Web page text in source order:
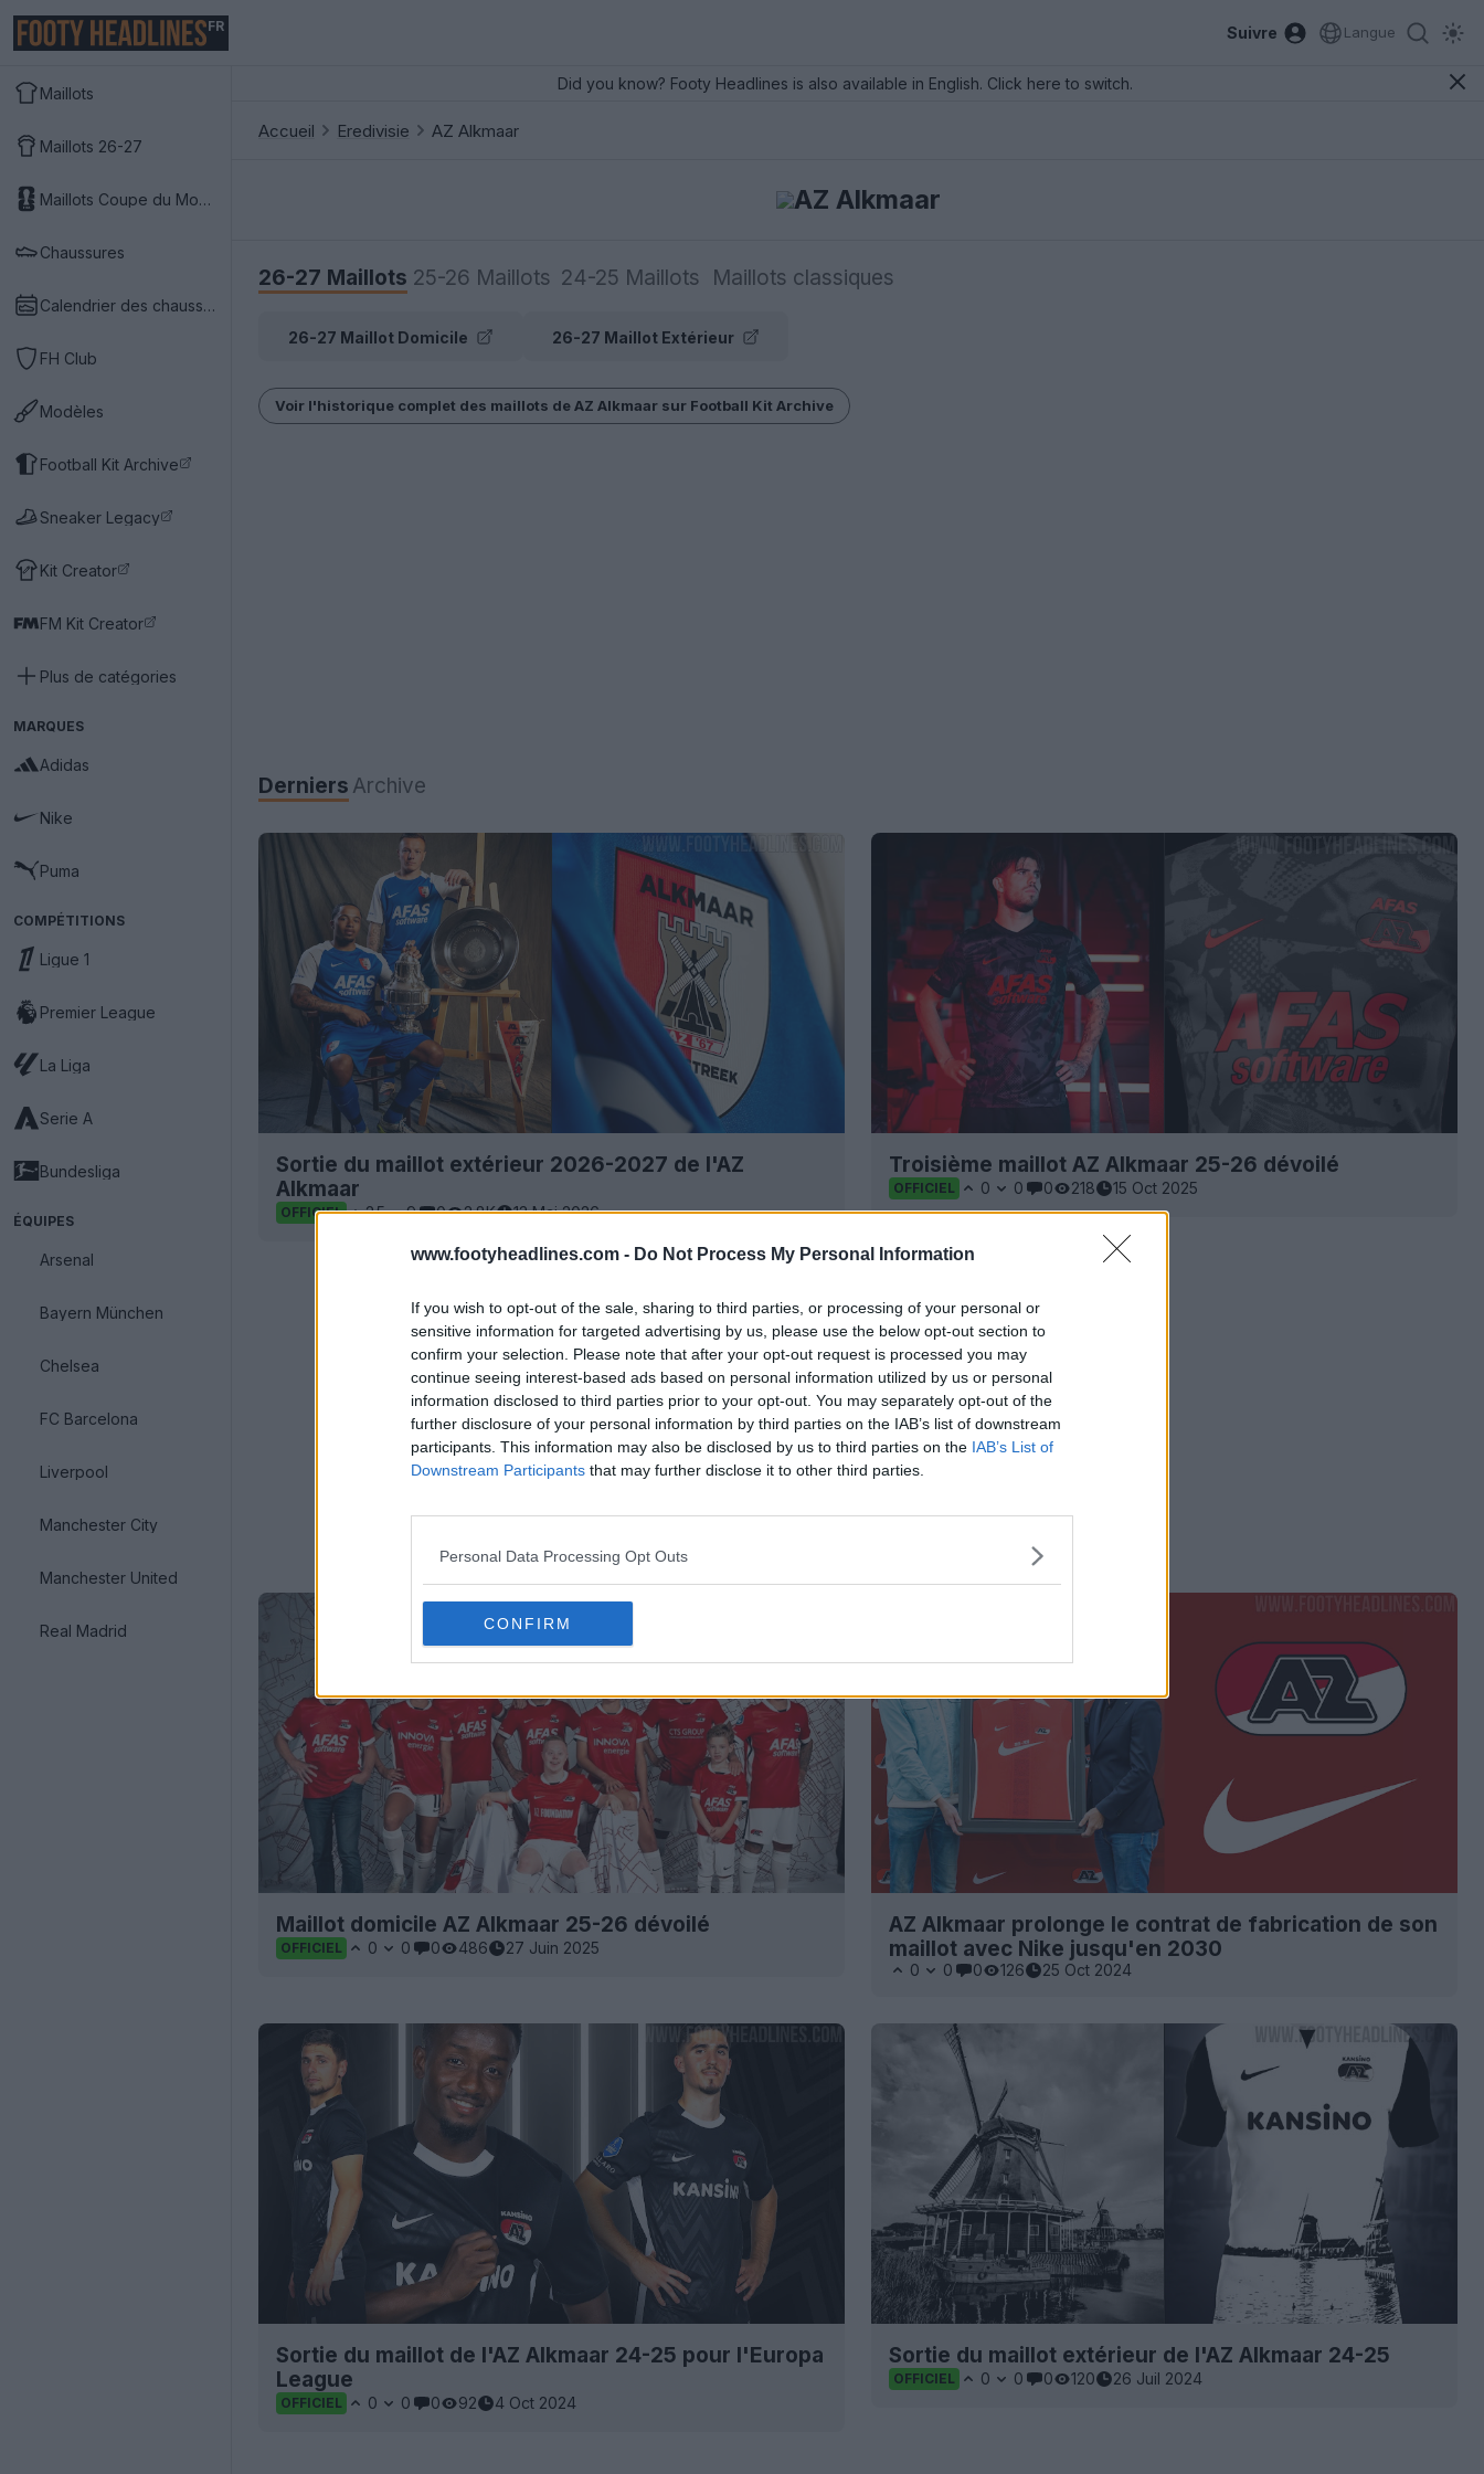
www.footyheadlines.com - Do Not Process My Personal Information
If you wish to opt-out of the sale, sharing to third parties, or processing of your personal or
sensitive information for targeted advertising by us, please use the below opt-out section to
confirm your selection. Please note that after your opt-out request is processed you may
continue seeing interest-based ads based on personal information utilized by us or personal
information disclosed to third parties prior to your opt-out. You may separately opt-out of the
further disclosure of your personal information by third parties on the IAB’s list of downstream
participants. This information may also be disclosed by us to third parties on the IAB’s List of
Downstream Participants that may further disclose it to other third parties.
Personal Data Processing Opt Outs
CONFIRM
FR Suivre Langue
Maillots
Maillots 26-27
Maillots Coupe du Monde 2026
Chaussures
Calendrier des chaussures
FH Club
Modèles
Football Kit Archive
Sneaker Legacy
Kit Creator
FM Kit Creator
Plus de catégories
MARQUES
Adidas
Nike
Puma
COMPÉTITIONS
Ligue 1
Premier League
La Liga
Serie A
Bundesliga
ÉQUIPES
Arsenal
Bayern München
Chelsea
FC Barcelona
Liverpool
Manchester City
Manchester United
Real Madrid
Did you know? Footy Headlines is also available in English. Click here to switch.
Accueil Eredivisie AZ Alkmaar
AZ Alkmaar
26-27 Maillots 25-26 Maillots 24-25 Maillots Maillots classiques
26-27 Maillot Domicile 26-27 Maillot Extérieur
Voir l'historique complet des maillots de AZ Alkmaar sur Football Kit Archive
Derniers Archive
Sortie du maillot extérieur 2026-2027 de l'AZ
Alkmaar
OFFICIEL 25 9 0 2.8K 13 Mai 2026
Troisième maillot AZ Alkmaar 25-26 dévoilé
OFFICIEL 0 0 0 218 15 Oct 2025
Maillot domicile AZ Alkmaar 25-26 dévoilé
OFFICIEL 0 0 0 486 27 Juin 2025
AZ Alkmaar prolonge le contrat de fabrication de son
maillot avec Nike jusqu'en 2030
0 0 0 126 25 Oct 2024
Sortie du maillot de l'AZ Alkmaar 24-25 pour l'Europa
League
OFFICIEL 0 0 0 92 4 Oct 2024
Sortie du maillot extérieur de l'AZ Alkmaar 24-25
OFFICIEL 0 0 0 120 26 Juil 2024